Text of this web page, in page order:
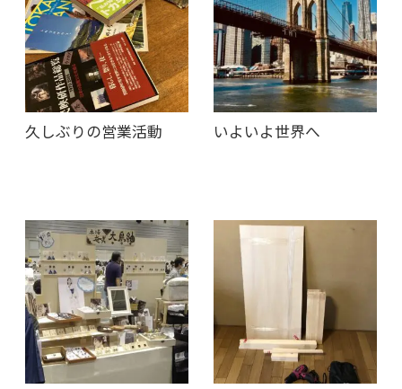
久しぶりの営業活動 いよいよ世界へ